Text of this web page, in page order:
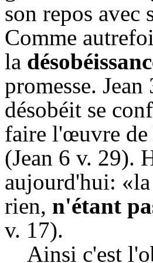
son repos avec
Comme
la
promesse.
désobéit se
faire l'œuvre de
(Jean 6 v. 29).
aujourd'hui:
rien, n'étant
v. 17).
Ainsi c'est